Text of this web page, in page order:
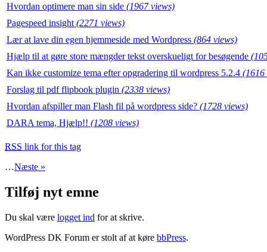
Hvordan optimere man sin side (1967 views)
Pagespeed insight (2271 views)
Lær at lave din egen hjemmeside med Wordpress (864 views)
Hjælp til at gøre store mængder tekst overskueligt for besøgende
Kan ikke customize tema efter opgradering til wordpress 5.2.4 (1616
Forslag til pdf flipbook plugin (2338 views)
Hvordan afspiller man Flash fil på wordpress side? (1728 views)
DARA tema, Hjælp!! (1208 views)
RSS link for this tag
…Næste »
Tilføj nyt emne
Du skal være logget ind for at skrive.
WordPress DK Forum er stolt af at køre bbPress.